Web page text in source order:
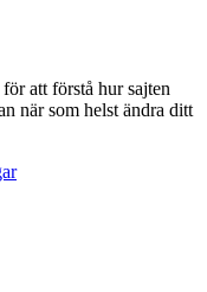
att förstå hur sajten
när som helst ändra ditt